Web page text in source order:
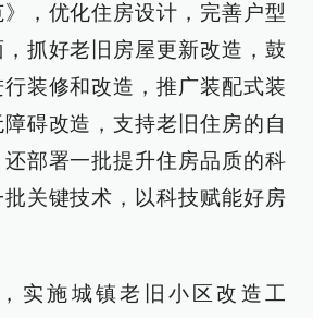
》，优化住房设计，完善户型
抓好老旧房屋更新改造，鼓
装修和改造，推广装配式装
碍改造，支持老旧住房的自
部署一批提升住房品质的科
关键技术，以科技赋能好房
实施城镇老旧小区改造工